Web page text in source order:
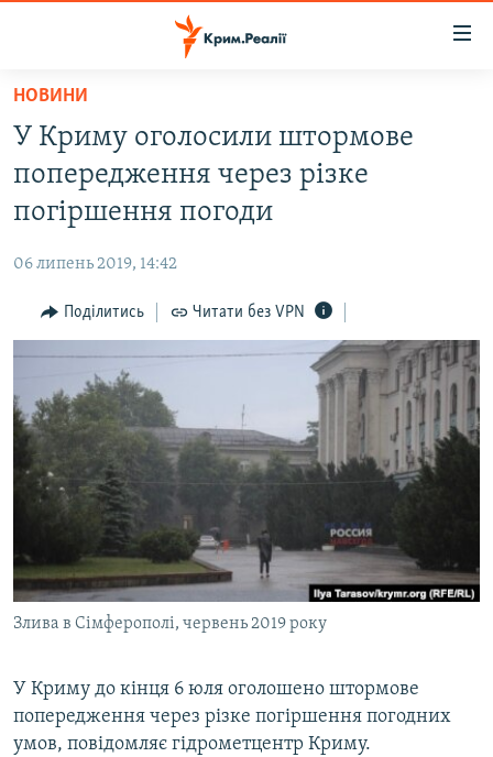
Перейти
основного
матеріалу
Перейти
до
основної
Перейти
до
пошуку
ВОДА.КРИМ
ВІДЕО ТА ФОТО
БЛОГИ
ПОГЛЯД
ІНТЕРВ'Ю
ВСЕ ЗА ДЕНЬ
СПЕЦПРОЕКТИ
ДЕПОРТАЦІЯ
ВІДЕОУРОКИ «ELIFBE»
СВІДЧЕННЯ ОКУПАЦІЇ
УКРАЇНСЬКА ПРОБЛЕМА КРИМУ
ІНФОГРАФІКА
ЯК ОБІЙТИ БЛОКУВАННЯ
Qırımtatar
ДОЛУЧАЙСЯ!
Усі сайти RFE/RL
НОВИНИ
У Криму оголосили штормове
попередження через різке
погіршення погоди
06 липень 2019, 14:42
Поділитись Читати без VPN
Злива в Сімферополі, чeрвень 2019 року
У Криму до кінця 6 юля оголошено штормове
попередження через різке погіршення погодних
умов, повідомляє гідрометцентр Криму.